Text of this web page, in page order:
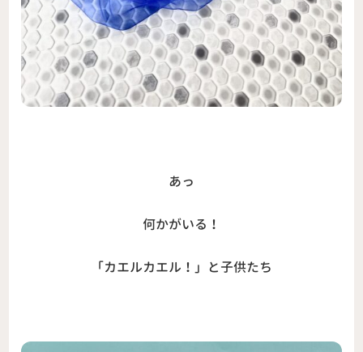
あっ
何かがいる！
「カエルカエル！」と子供たち